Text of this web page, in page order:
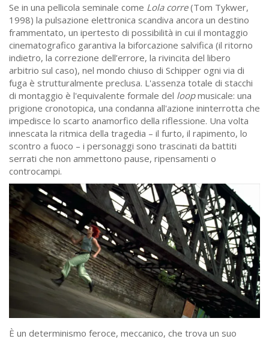
Se in una pellicola seminale come Lola corre(Tom Tykwer,
1998) la pulsazione elettronica scandiva ancora un destino
frammentato, un ipertesto di possibilità in cui il montaggio
cinematografico garantiva la biforcazione salvifica (il ritorno
indietro, la correzione dell’errore, la rivincita del libero
arbitrio sul caso), nel mondo chiuso di Schipper ogni via di
fuga è strutturalmente preclusa. L'assenza totale di stacchi
di montaggio è l'equivalente formale del loopmusicale: una
prigione cronotopica, una condanna all'azione ininterrotta che
impedisce lo scarto anamorfico della riflessione. Una volta
innescata la ritmica della tragedia – il furto, il rapimento, lo
scontro a fuoco – i personaggi sono trascinati da battiti
serrati che non ammettono pause, ripensamenti o
controcampi.
È un determinismo feroce, meccanico, che trova un suo